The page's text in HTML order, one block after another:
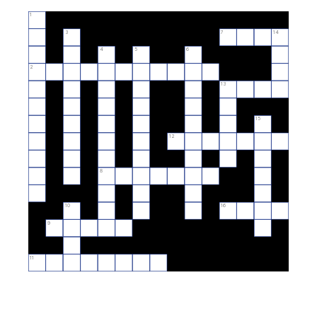
1
3 7 14
4 5 6
2
13
15
12
8
10 16
9
11